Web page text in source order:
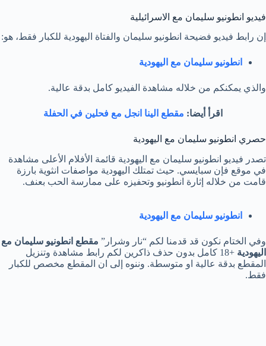
فيديو انطونيو سليمان مع الاسرائيلية
إن رابط فيديو فضيحة انطونيو سليمان والفتاة اليهودية للكبار فقط، هو:
انطونيو سليمان مع اليهودية
والذي يمكنكم من خلاله مشاهدة الفيديو كامل بدقة عالية.
اقرأ أيضا: مقطع الينا انجل مع فحلين في الحفلة
حصري انطونيو سليمان مع اليهودية
تصدر فيديو انطونيو سليمان مع اليهودية قائمة الأفلام الأعلى مشاهدة
في موقع فإن سبايسي. حيث تمتلك اليهودية مواصفات انثوية بارزة
قامت من خلاله إثارة انطونيو وتحفيزه على ممارسة الحب بعنف.
انطونيو سليمان مع اليهودية
وفي الختام نكون قد قدمنا لكم “نار وشرار” مقطع انطونيو سليمان مع
اليهودية
+18 كامل بدون حذف ذاكرين لكم رابط مشاهدة وتنزيل
المقطع بدقة عالية او متوسطة. وننوه إلى ان المقطع مخصص للكبار
فقط.